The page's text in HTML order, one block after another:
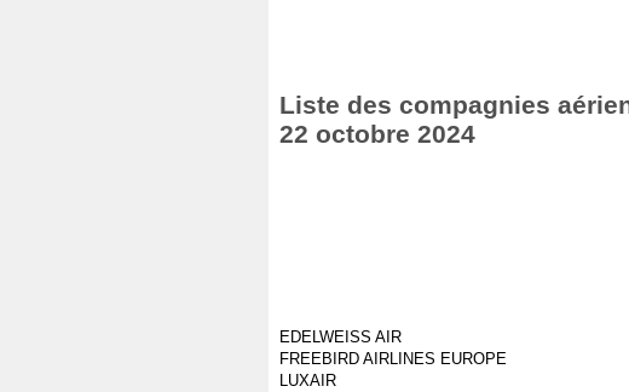
Liste des compagnies
22 octobre 2024
EDELWEISS AIR
FREEBIRD AIRLINES EUROPE
LUXAIR